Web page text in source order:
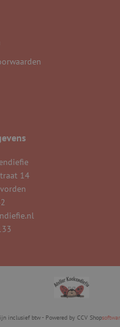
14
inclusief btw - Powered by CCV Shop